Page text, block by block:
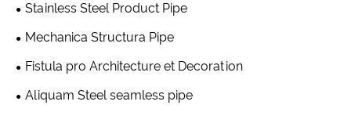
Stainless Steel Product Pipe
Mechanica Structura Pipe
Fistula pro Architecture et Decoration
Aliquam Steel seamless pipe